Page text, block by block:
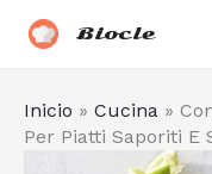
Biocle
Inicio » Cucina »
Per Piatti Saporiti E